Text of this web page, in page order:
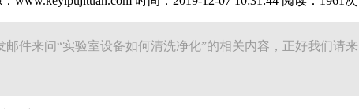
件来问“实验室设备如何清洗净化”的相关内容，正好我们